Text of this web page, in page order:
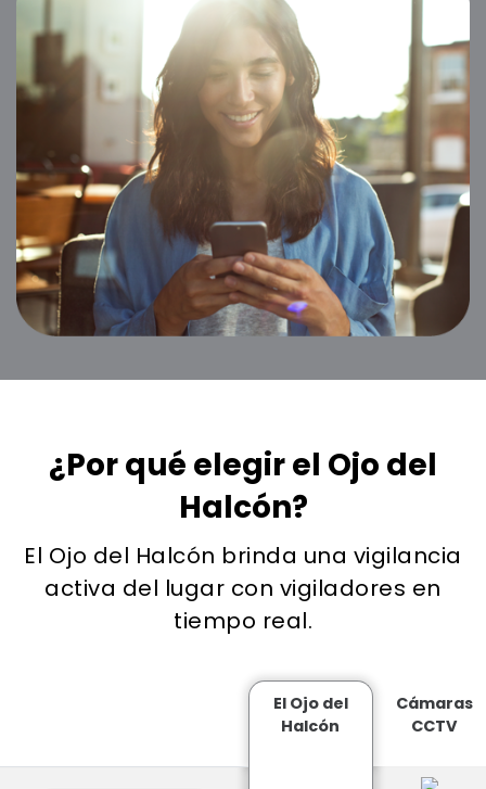
¿Por qué elegir el Ojo del
Halcón?
El Ojo del Halcón brinda una vigilancia
activa del lugar con vigiladores en
tiempo real.
El Ojo del
Halcón
Cámaras
CCTV